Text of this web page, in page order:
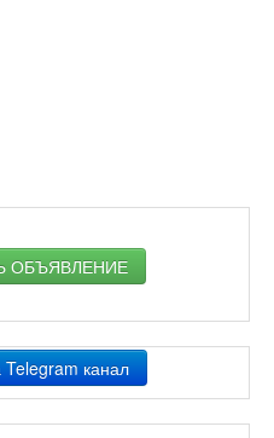
ОБЪЯВЛЕНИЕ
Telegram канал